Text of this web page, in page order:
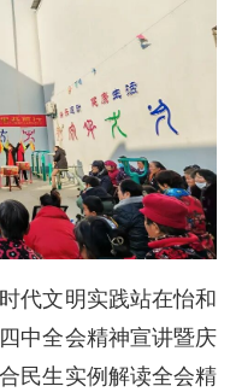
代文明实践站在怡和
中全会精神宣讲暨庆
民生实例解读全会精